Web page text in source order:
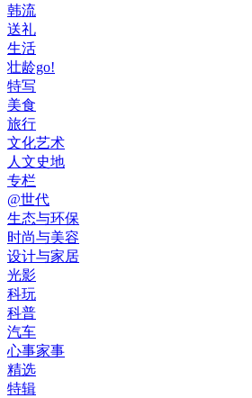
韩流
送礼
生活
壮龄go!
特写
美食
旅行
文化艺术
人文史地
专栏
@世代
生态与环保
时尚与美容
设计与家居
光影
科玩
科普
汽车
心事家事
精选
特辑